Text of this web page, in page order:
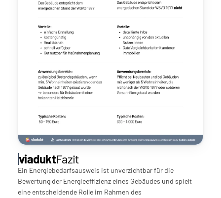
viaduktFazit
Ein Energiebedarfsausweis ist unverzichtbar für die
Bewertung der Energieeffizienz eines Gebäudes und spielt
eine entscheidende Rolle im Rahmen des